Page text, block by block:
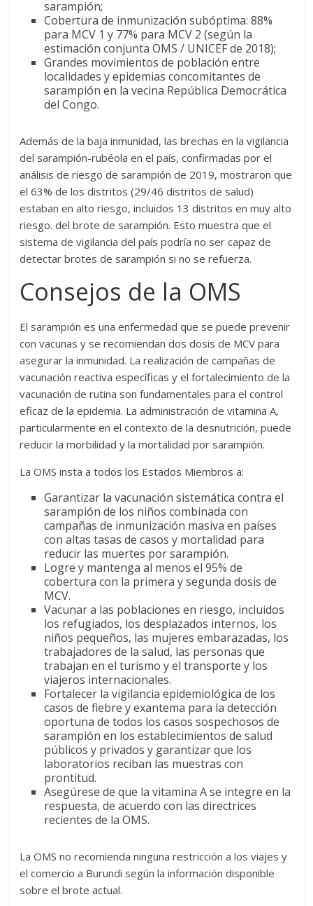
sarampión;
Cobertura de inmunización subóptima: 88%
para MCV 1 y 77% para MCV 2 (según la
estimación conjunta OMS / UNICEF de 2018);
Grandes movimientos de población entre
localidades y epidemias concomitantes de
sarampión en la vecina República Democrática
del Congo.
Además de la baja inmunidad, las brechas en la vigilancia
del sarampión-rubéola en el país, confirmadas por el
análisis de riesgo de sarampión de 2019, mostraron que
el 63% de los distritos (29/46 distritos de salud)
estaban en alto riesgo, incluidos 13 distritos en muy alto
riesgo. del brote de sarampión. Esto muestra que el
sistema de vigilancia del país podría no ser capaz de
detectar brotes de sarampión si no se refuerza.
Consejos de la OMS
El sarampión es una enfermedad que se puede prevenir
con vacunas y se recomiendan dos dosis de MCV para
asegurar la inmunidad. La realización de campañas de
vacunación reactiva específicas y el fortalecimiento de la
vacunación de rutina son fundamentales para el control
eficaz de la epidemia. La administración de vitamina A,
particularmente en el contexto de la desnutrición, puede
reducir la morbilidad y la mortalidad por sarampión.
La OMS insta a todos los Estados Miembros a:
Garantizar la vacunación sistemática contra el
sarampión de los niños combinada con
campañas de inmunización masiva en países
con altas tasas de casos y mortalidad para
reducir las muertes por sarampión.
Logre y mantenga al menos el 95% de
cobertura con la primera y segunda dosis de
MCV.
Vacunar a las poblaciones en riesgo, incluidos
los refugiados, los desplazados internos, los
niños pequeños, las mujeres embarazadas, los
trabajadores de la salud, las personas que
trabajan en el turismo y el transporte y los
viajeros internacionales.
Fortalecer la vigilancia epidemiológica de los
casos de fiebre y exantema para la detección
oportuna de todos los casos sospechosos de
sarampión en los establecimientos de salud
públicos y privados y garantizar que los
laboratorios reciban las muestras con
prontitud.
Asegúrese de que la vitamina A se integre en la
respuesta, de acuerdo con las directrices
recientes de la OMS.
La OMS no recomienda ninguna restricción a los viajes y
el comercio a Burundi según la información disponible
sobre el brote actual.